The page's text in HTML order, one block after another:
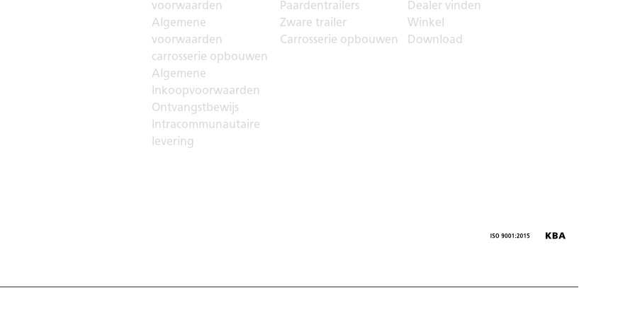
voorwaarden
Algemene
voorwaarden
carrosserie opbouwen
Algemene
Inkoopvoorwaarden
Ontvangstbewijs
Intracommunautaire
levering
Paardentrailers
Zware trailer
Carrosserie opbouwen
Dealer vinden
Winkel
Download